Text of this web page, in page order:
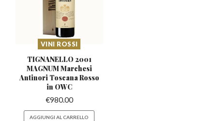
VINI ROSSI
TIGNANELLO 2001
MAGNUM Marchesi
Antinori Toscana Rosso
in OWC
€980.00
AGGIUNGI AL CARRELLO